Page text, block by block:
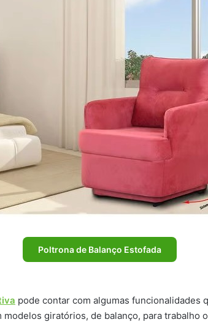
Poltrona de Balanço Estofada
pode contar com algumas funcionalidades
giratórios, de balanço, para trabalho